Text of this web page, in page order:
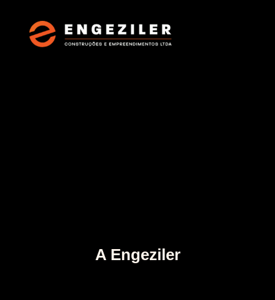
A Engeziler
A Engeziler